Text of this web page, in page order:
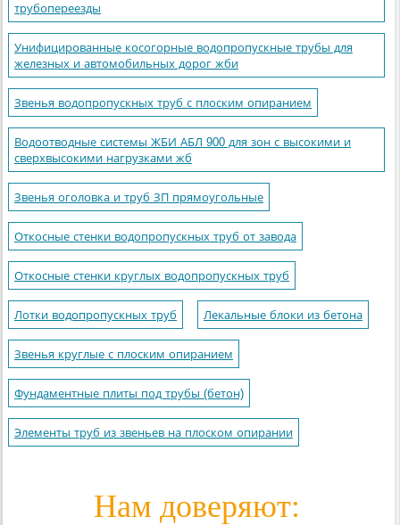
трубопереезды
Унифицированные косогорные водопропускные трубы для
железных и автомобильных дорог жби
Звенья водопропускных труб с плоским опиранием
Водоотводные системы ЖБИ АБЛ 900 для зон с высокими и
сверхвысокими нагрузками жб
Звенья оголовка и труб ЗП прямоугольные
Откосные стенки водопропускных труб от завода
Откосные стенки круглых водопропускных труб
Лотки водопропускных труб Лекальные блоки из бетона
Звенья круглые с плоским опиранием
Фундаментные плиты под трубы (бетон)
Элементы труб из звеньев на плоском опирании
Нам доверяют: